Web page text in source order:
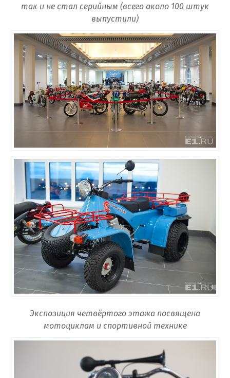
так и не стал серийным (всего около 100 штук
выпустили)
Экспозиция четвёртого этажа посвящена
мотоциклам и спортивной технике